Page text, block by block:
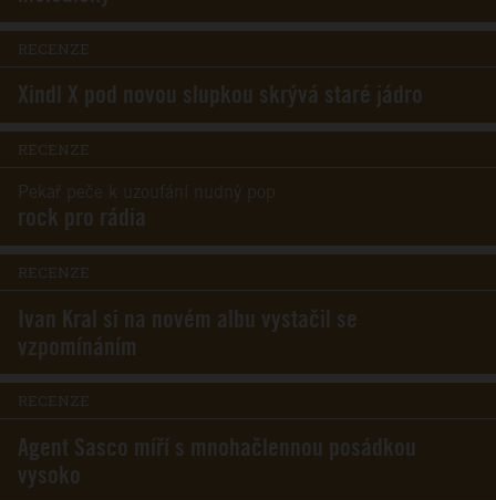
RECENZE
Xindl X pod novou slupkou skrývá staré jádro
RECENZE
Pekař peče k uzoufání nudný pop
rock pro rádia
RECENZE
Ivan Kral si na novém albu vystačil se
vzpomínáním
RECENZE
Agent Sasco míří s mnohačlennou posádkou
vysoko